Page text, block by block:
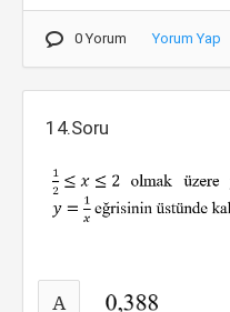
0 Yorum Yorum Yap
14.Soru
A